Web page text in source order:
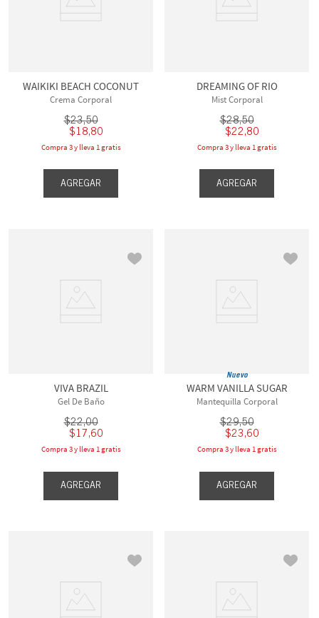
WAIKIKI BEACH COCONUT
Crema Corporal
$23,50
$18,80
Compra 3 y lleva 1 gratis
AGREGAR
DREAMING OF RIO
Mist Corporal
$28,50
$22,80
Compra 3 y lleva 1 gratis
AGREGAR
VIVA BRAZIL
Gel De Baño
$22,00
$17,60
Compra 3 y lleva 1 gratis
AGREGAR
Nuevo
WARM VANILLA SUGAR
Mantequilla Corporal
$29,50
$23,60
Compra 3 y lleva 1 gratis
AGREGAR